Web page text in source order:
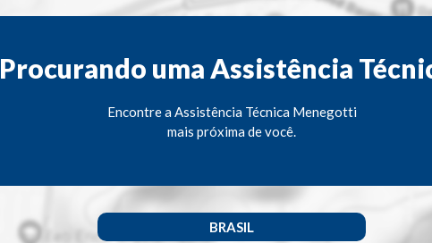
Procurando uma Assistência
Encontre a Assistência Técnica Menegotti
mais próxima de você.
BRASIL